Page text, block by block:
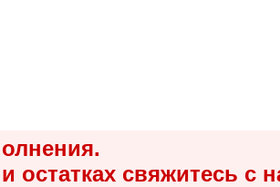
свяжитесь с